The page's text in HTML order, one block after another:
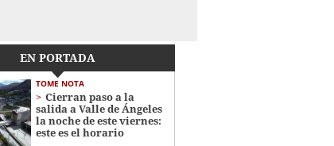
EN PORTADA
TOME NOTA
Cierran paso a la
salida a Valle de Ángeles
la noche de este viernes:
este es el horario